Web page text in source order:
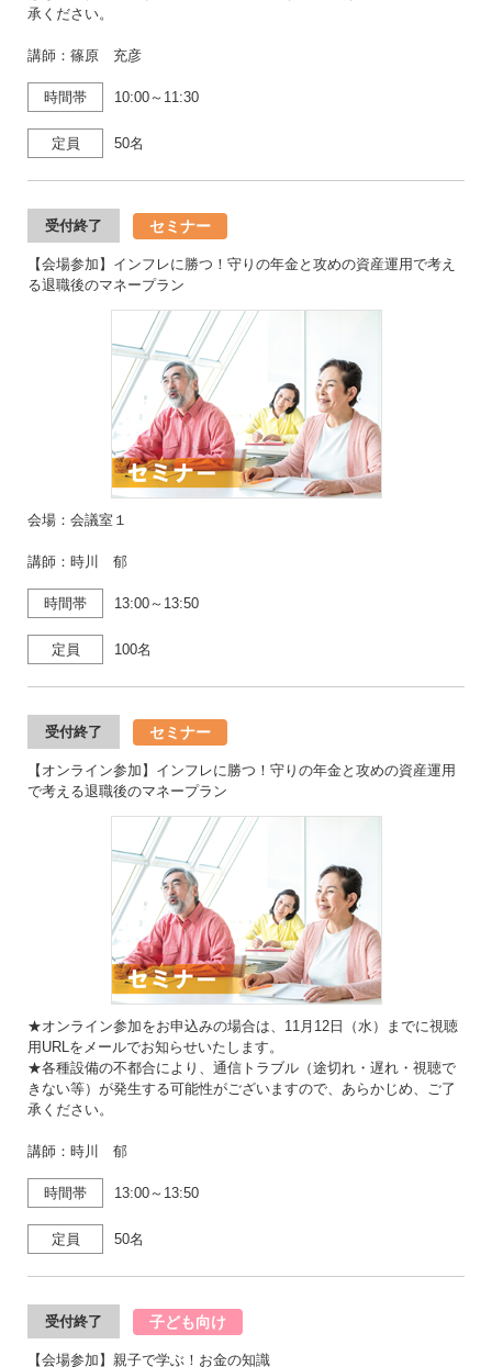
承ください。
講師：篠原 充彦
時間帯 10:00～11:30
定員 50名
受付終了 セミナー
【会場参加】インフレに勝つ！守りの年金と攻めの資産運用で考え
る退職後のマネープラン
会場：会議室１
講師：時川 郁
時間帯 13:00～13:50
定員 100名
受付終了 セミナー
【オンライン参加】インフレに勝つ！守りの年金と攻めの資産運用
で考える退職後のマネープラン
★オンライン参加をお申込みの場合は、11月12日（水）までに視聴
用URLをメールでお知らせいたします。
★各種設備の不都合により、通信トラブル（途切れ・遅れ・視聴で
きない等）が発生する可能性がございますので、あらかじめ、ご了
承ください。
講師：時川 郁
時間帯 13:00～13:50
定員 50名
受付終了 子ども向け
【会場参加】親子で学ぶ！お金の知識